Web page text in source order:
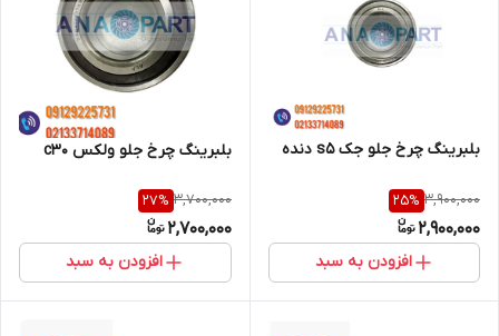
بلبرینگ چرخ جلو جک s5 دنده
3,900,000
25%
2,900,000
افزودن به سبد
بلبرینگ چرخ جلو ولکس c30
3,700,000
27%
2,700,000
افزودن به سبد